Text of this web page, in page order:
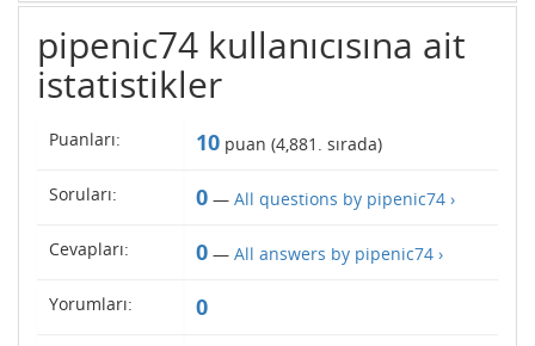
pipenic74 kullanıcısına ait
istatistikler
Puanları: 10 puan (4,881 . sırada)
Soruları: 0 — All questions by pipenic74 ›
Cevapları: 0 — All answers by pipenic74 ›
Yorumları: 0